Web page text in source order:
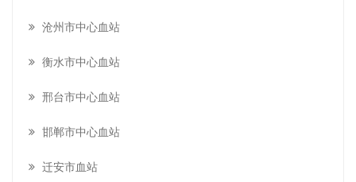
沧州市中心血站
衡水市中心血站
邢台市中心血站
邯郸市中心血站
迁安市血站